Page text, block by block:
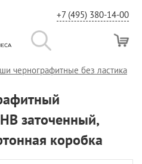
+7 (495) 380-14-00
чернографитные без ластика
заточенный,
коробка